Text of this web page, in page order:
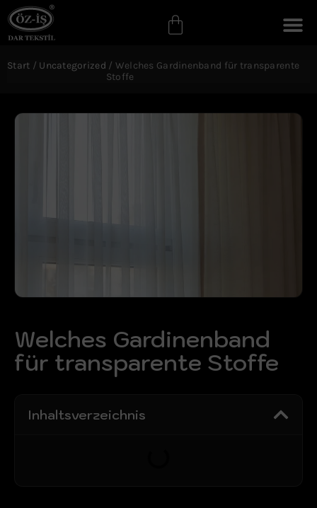
Start / Uncategorized / Welches Gardinenband für transparente
Stoffe
Welches Gardinenband
für transparente Stoffe
Inhaltsverzeichnis